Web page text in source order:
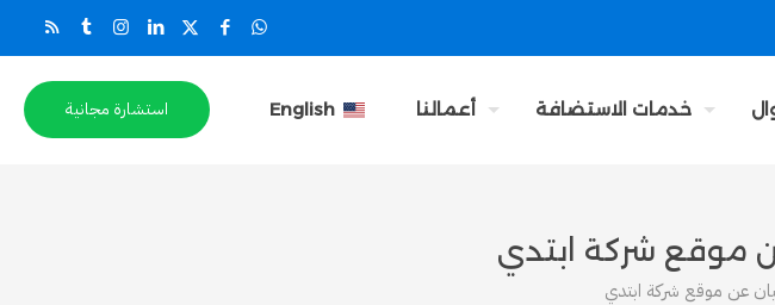
خدمات الاستضافة أعمالنا English استشارة مجانية
موقع شركة ابتدي
عن موقع شركة ابتدي